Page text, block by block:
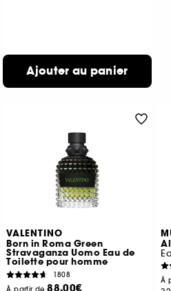
Ajouter au panier
VALENTINO
Born in Roma Green
Stravaganza Uomo Eau de
Toilette pour homme
1808
88,00€
À